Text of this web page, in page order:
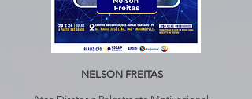
NELSON FREITAS